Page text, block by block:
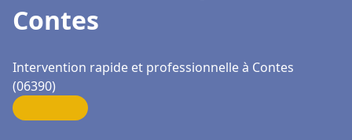
Contes
Intervention rapide et professionnelle à Contes
(06390)